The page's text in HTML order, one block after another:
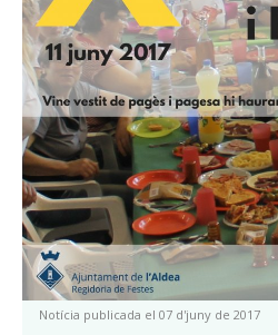
Notícia publicada el 07 d'juny de 2017